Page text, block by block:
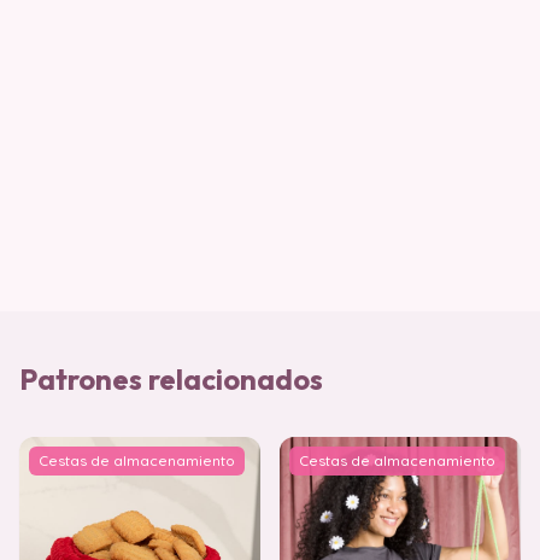
Patrones relacionados
Cestas de almacenamiento Cestas de almacenamiento